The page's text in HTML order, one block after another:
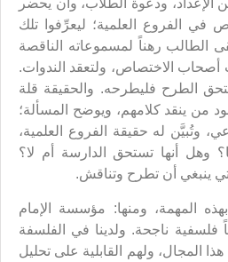
الإعداد، ودعوة الطلاب، وأن يحضر
في الفروع العلمية؛ ليعرِّفوا تلك
الطالب رهناً لمسموعاته الناقصة
أصحاب الاختصاص، ولتعقد الندوات.
الطرح فليطرحه. والحقيقة قلة
من ينقد كلامهم، ويوضح المسألة؛
وتُبيَّن له حقيقة الفروع العلمية،
وهل أنها تستحق الدارسة أم لا؟
ينبغي أن تطرح وتناقش.
المهمة، ومنها: مؤسسة الإمام
فلسفية ناجحة. ولدينا في الفلسفة
المجال، ولهم القابلية على تحليل